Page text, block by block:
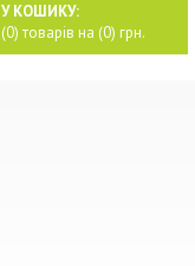
У КОШИКУ:
(0) товарів на (0) грн.